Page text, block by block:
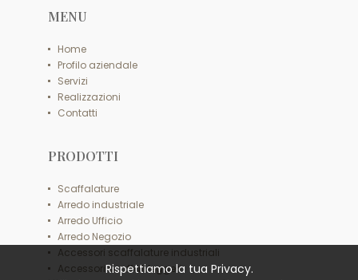
MENU
Home
Profilo aziendale
Servizi
Realizzazioni
Contatti
PRODOTTI
Scaffalature
Arredo industriale
Arredo Ufficio
Arredo Negozio
Accessori scaffalature industriali
Accessori scaffali leggeri
Rispettiamo la tua Privacy.